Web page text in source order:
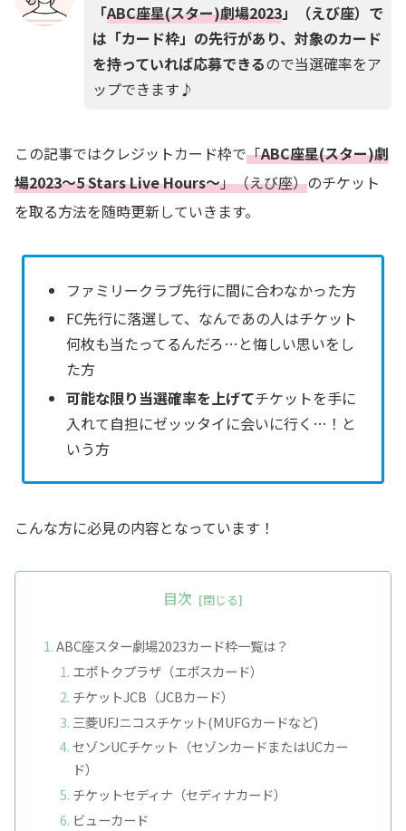
「ABC座星(スター)劇場2023」（えび座）で
は「カード枠」の先行があり、対象のカード
を持っていれば応募できるので当選確率をア
ップできます♪
この記事ではクレジットカード枠で「ABC座星(スター)劇
場2023～5 Stars Live Hours～」（えび座）のチケット
を取る方法を随時更新していきます。
ファミリークラブ先行に間に合わなかった方
FC先行に落選して、なんであの人はチケット
何枚も当たってるんだろ…と悔しい思いをし
た方
可能な限り当選確率を上げてチケットを手に
入れて自担にゼッッタイに会いに行く…！と
いう方
こんな方に必見の内容となっています！
目次
ABC座スター劇場2023カード枠一覧は？
エポトクプラザ（エポスカード）
チケットJCB（JCBカード）
三菱UFJニコスチケット(MUFGカードなど)
セゾンUCチケット（セゾンカードまたはUCカー
ド）
チケットセディナ（セディナカード）
ビューカード